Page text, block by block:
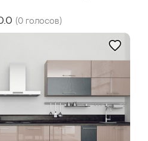
(0 голосов)